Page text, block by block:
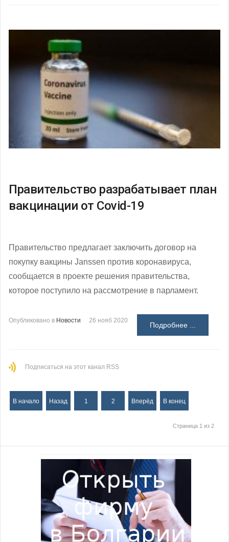
Правительство разрабатывает план
вакцинации от Covid-19
Правительство предлагает заключить договор на
покупку вакцины Janssen против коронавируса,
сообщается в проекте решения правительства,
которое поступило на рассмотрение в парламент.
Опубликовано в Новости 26 нояб 2020
Подробнее ...
Подписаться на этот канал RSS
В начало Назад 1 2 Вперёд В конец
Страница 1 из 2